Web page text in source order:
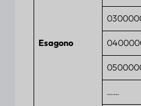
Esagono
……